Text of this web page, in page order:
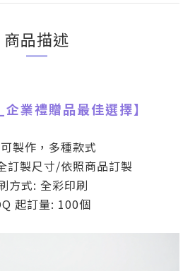
商品描述
企業禮贈品最佳選擇】
製作，多種款式
訂製尺寸/依照商品訂製
方式: 全彩印刷
起訂量: 100個